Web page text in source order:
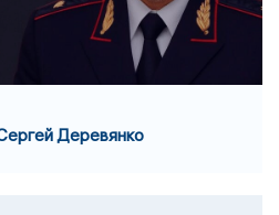
Деревянко